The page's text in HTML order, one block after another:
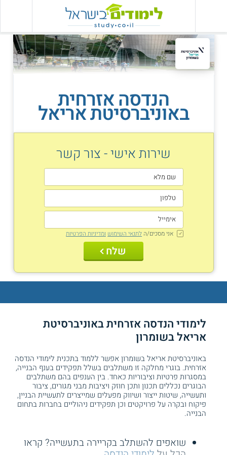
הנדסה אזרחית
באוניברסיטת אריאל
שירות אישי - צור קשר
אני מסכים/ה לתנאי השימוש ומדיניות הפרטיות
שלח
לימודי הנדסה אזרחית באוניברסיטת
אריאל בשומרון
באוניברסיטת אריאל בשומרון אפשר ללמוד בתכנית לימודי הנדסה
אזרחית. בוגרי מחלקה זו משתלבים בשלל תפקידים בענף הבנייה,
במסגרות פרטיות וציבוריות כאחד. בין הענפים בהם משתלבים
הבוגרים נכללים תכנון ותכן חוזק ויציבות מבני מגורים, ציבור
ותעשייה, שיטות ייצור ושיווק מפעלים שמייצרים לתעשיית הבניין,
פיקוח ובקרה על פרויקטים וכן תפקידים ניהוליים בחברות בתחום
הבנייה.
שואפים להשתלב בקריירה בתעשייה? קראו